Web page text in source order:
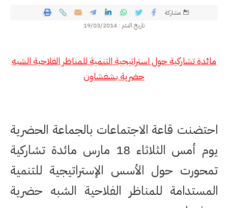
تاريخ النشر : 19/03/2014
مشاركة
مائدة تشاركية حول استراتيجية التنمية للمناظر الفلاحية الشبه
حضرية بشفشاون
احتضنت قاعة الاجتماعات بالجماعة الحضرية
يوم أمس الثلاثاء 18 مارس مائدة تشاركية
تمحورت حول الأسس الإستراتيجية للتنمية
المستدامة للمناظر الفلاحية الشبه حضرية